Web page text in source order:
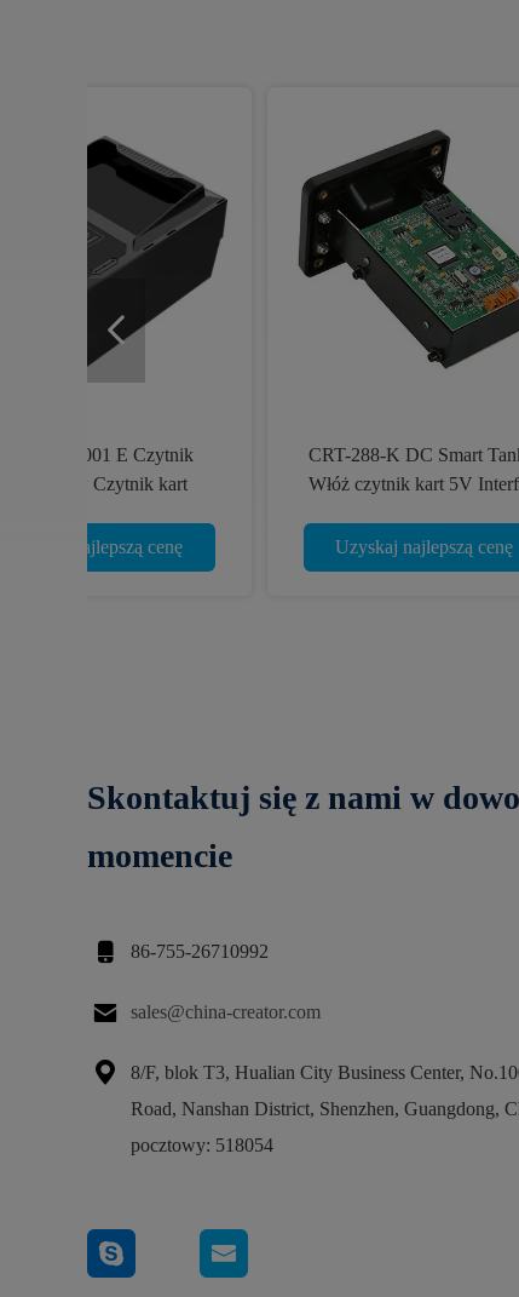
EMV Ręczny czytnik kart RFID
Dip Czytnik kart parkingowych
Uzyskaj najlepszą cenę
Skontaktuj się z nami w
momencie
 86-755-26710992
 sales@china-creator.com

8/F, blok T3, Hualian City Business Center,
Road, Nanshan District, Shenzhen, Guangdong,
pocztowy: 518054